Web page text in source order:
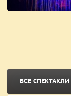
ВСЕ СПЕКТАКЛИ